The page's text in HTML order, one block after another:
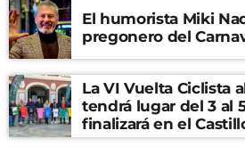
El humorista Miki
pregonero del
La VI Vuelta Ciclista
tendrá lugar del 3 al
finalizará en el